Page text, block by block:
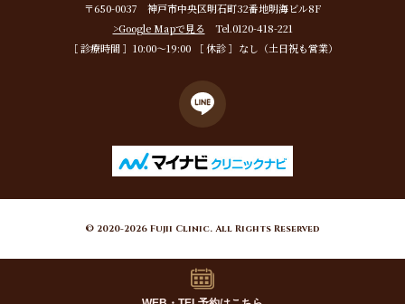
〒650-0037 神戸市中央区明石町32番地明海ビル8F
>Google Mapで見る
Tel.0120-418-221
［ 診療時間 ］10:00〜19:00 ［ 休診 ］なし（土日祝も営業）
© 2020-2026 Fujii Clinic. All Rights Reserved